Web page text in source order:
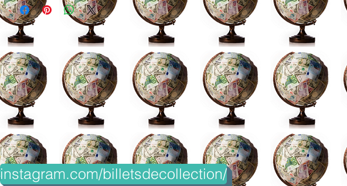
instagram.com/billetsdecollection/